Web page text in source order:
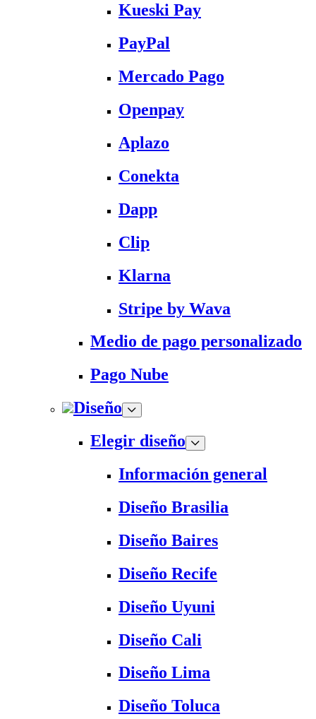
Kueski Pay
PayPal
Mercado Pago
Openpay
Aplazo
Conekta
Dapp
Clip
Klarna
Stripe by Wava
Medio de pago personalizado
Pago Nube
Diseño
Elegir diseño
Información general
Diseño Brasilia
Diseño Baires
Diseño Recife
Diseño Uyuni
Diseño Cali
Diseño Lima
Diseño Toluca